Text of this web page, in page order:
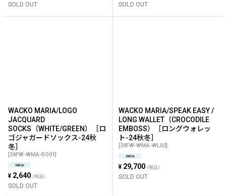
SOLD OUT SOLD OUT
WACKO MARIA/LOGO
JACQUARD
SOCKS（WHITE/GREEN）［ロ
ゴジャガードソックス-24秋
冬］
[24FW-WMA-SO01]
¥ 2,640 (税込)
SOLD OUT
WACKO MARIA/SPEAK EASY /
LONG WALLET（CROCODILE
EMBOSS）［ロングウォレッ
ト-24秋冬］
[24FW-WMA-WL02]
¥ 29,700 (税込)
SOLD OUT